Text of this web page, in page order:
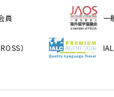
員 一
）